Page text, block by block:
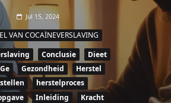
Jul 15, 2024
VAN COCAÏNEVERSLAVING
Conclusie
Dieet
Ge Gezondheid
Herstel
herstelproces
Inleiding
Kracht